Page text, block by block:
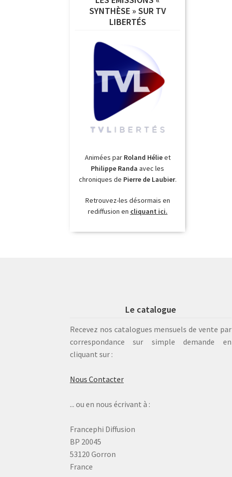
SYNTHÈSE » SUR TV
LIBERTÉS
Animées par Roland Hélieet
Philippe Randa avec les
chroniques de Pierre de Laubier.
Retrouvez-les désormais en
rediffusion en cliquant ici.
Le catalogue
Recevez nos catalogues mensuels de vente par
correspondance sur simple demande en
cliquant sur :
Nous Contacter
... ou en nous écrivant à :
Francephi Diffusion
BP 20045
53120 Gorron
France